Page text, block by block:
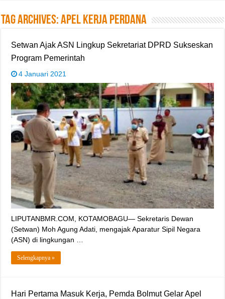
Tag Archives:Apel Kerja Perdana
Setwan Ajak ASN Lingkup Sekretariat DPRD Sukseskan
Program Pemerintah
4 Januari 2021
LIPUTANBMR.COM, KOTAMOBAGU— Sekretaris Dewan
(Setwan) Moh Agung Adati, mengajak Aparatur Sipil Negara
(ASN) di lingkungan …
Selengkapnya »
Hari Pertama Masuk Kerja, Pemda Bolmut Gelar Apel